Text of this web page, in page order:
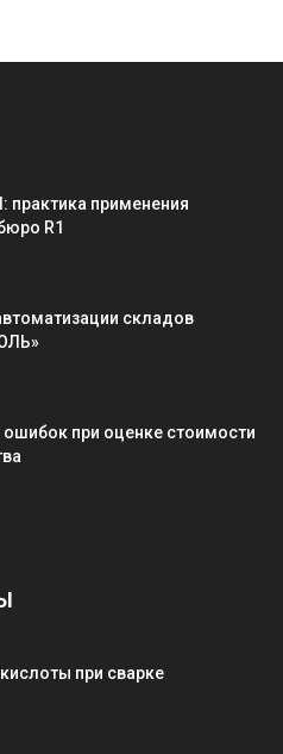
практика применения
R1
складов
ошибок при оценке стоимости
при сварке